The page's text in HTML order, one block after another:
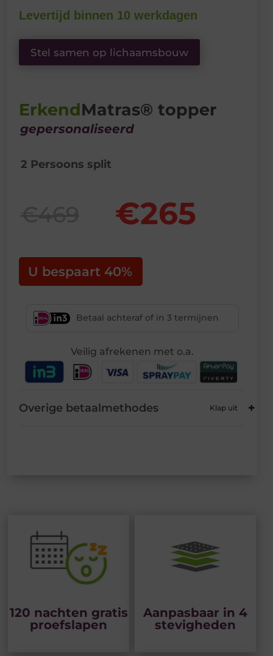
Levertijd binnen 10 werkdagen
Stel samen op lichaamsbouw
ErkendMatras® topper
gepersonaliseerd
2 Persoons split
€265
U bespaart 40%
Betaal achteraf of in 3 termijnen
Veilig afrekenen met o.a.
Overige betaalmethodes
120 nachten gratis
proefslapen
Aanpasbaar in 4
stevigheden